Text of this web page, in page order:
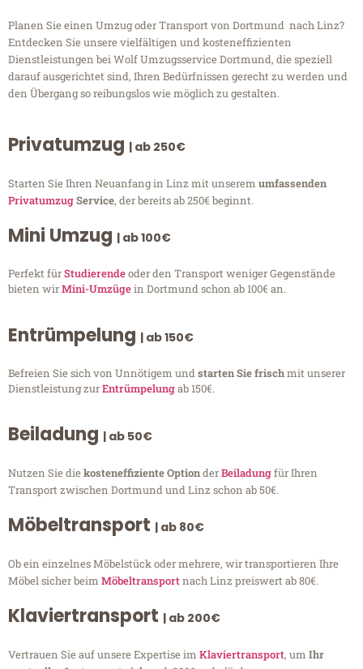
Planen Sie einen Umzug oder Transport von Dortmund nach Linz?
Entdecken Sie unsere vielfältigen und kosteneffizienten
Dienstleistungen bei Wolf Umzugsservice Dortmund, die speziell
darauf ausgerichtet sind, Ihren Bedürfnissen gerecht zu werden und
den Übergang so reibungslos wie möglich zu gestalten.
Privatumzug | ab 250€
Starten Sie Ihren Neuanfang in Linz mit unserem umfassenden
PrivatumzugService, der bereits ab 250€ beginnt.
Mini Umzug | ab 100€
Perfekt fürStudierendeoder den Transport weniger Gegenstände
bieten wirMini-Umzügein Dortmund schon ab 100€ an.
Entrümpelung | ab 150€
Befreien Sie sich von Unnötigem undstarten Sie frischmit unserer
Dienstleistung zurEntrümpelungab 150€.
Beiladung | ab 50€
Nutzen Sie diekosteneffiziente OptionderBeiladungfür Ihren
Transport zwischen Dortmund und Linz schon ab 50€.
Möbeltransport | ab 80€
Ob ein einzelnes Möbelstück oder mehrere, wir transportieren Ihre
Möbel sicher beim Möbeltransportnach Linz preiswert ab 80€.
Klaviertransport | ab 200€
Vertrauen Sie auf unsere Expertise im Klaviertransport, um Ihr